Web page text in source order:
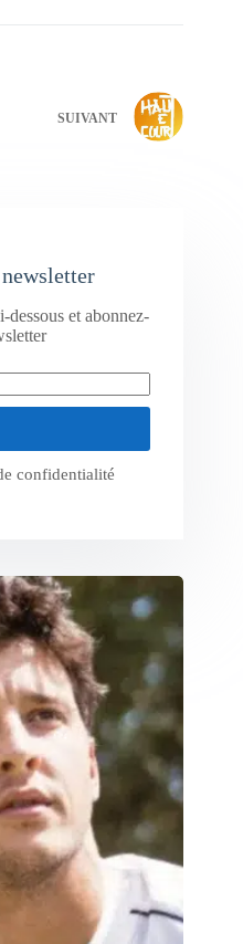
SUIVANT
dessous et abonnez-
confidentialité